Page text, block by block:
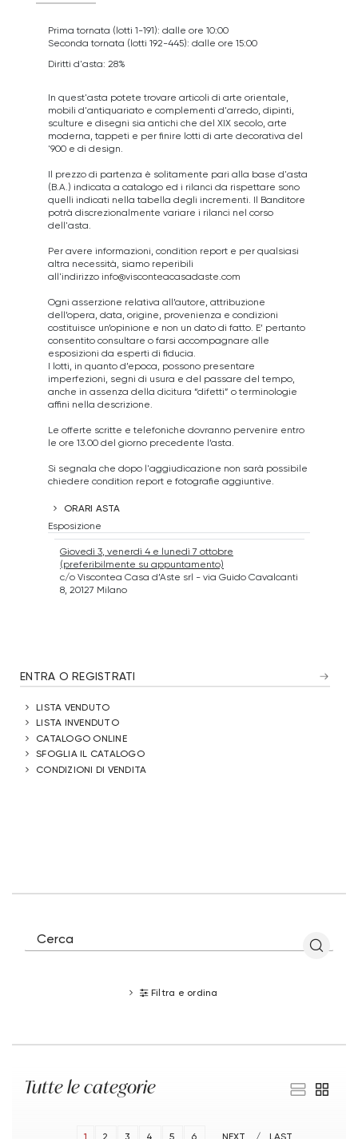
Prima tornata (lotti 1-191): dalle ore 10:00
Seconda tornata (lotti 192-445): dalle ore 15:00
Diritti d'asta: 28%
In quest'asta potete trovare articoli di arte orientale,
mobili d'antiquariato e complementi d'arredo, dipinti,
sculture e disegni sia antichi che del XIX secolo, arte
moderna, tappeti e per finire lotti di arte decorativa del
'900 e di design.
Il prezzo di partenza è solitamente pari alla base d'asta
(B.A.) indicata a catalogo ed i rilanci da rispettare sono
quelli indicati nella tabella degli incrementi. Il Banditore
potrà discrezionalmente variare i rilanci nel corso
dell'asta.
Per avere informazioni, condition report e per qualsiasi
altra necessità, siamo reperibili
all'indirizzo info@visconteacasadaste.com
Ogni asserzione relativa all’autore, attribuzione
dell’opera, data, origine, provenienza e condizioni
costituisce un’opinione e non un dato di fatto. E’ pertanto
consentito consultare o farsi accompagnare alle
esposizioni da esperti di fiducia.
I lotti, in quanto d’epoca, possono presentare
imperfezioni, segni di usura e del passare del tempo,
anche in assenza della dicitura “difetti” o terminologie
affini nella descrizione.
Le offerte scritte e telefoniche dovranno pervenire entro
le ore 13.00 del giorno precedente l’asta.
Si segnala che dopo l'aggiudicazione non sarà possibile
chiedere condition report e fotografie aggiuntive.
ORARI ASTA
Esposizione
Giovedì 3, venerdì 4 e lunedì 7 ottobre
(preferibilmente su appuntamento)
c/o Viscontea Casa d’Aste srl - via Guido Cavalcanti
8, 20127 Milano
ENTRA O REGISTRATI
LISTA VENDUTO
LISTA INVENDUTO
CATALOGO ONLINE
SFOGLIA IL CATALOGO
CONDIZIONI DI VENDITA
Filtra e ordina
Tutte le categorie
1 2 3 4 5 6 NEXT LAST